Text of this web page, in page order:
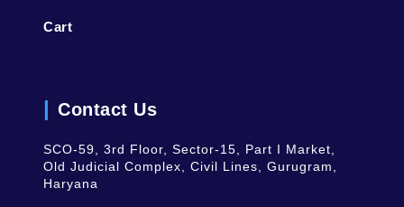
Cart
Contact Us
SCO-59, 3rd Floor, Sector-15, Part I Market,
Old Judicial Complex, Civil Lines, Gurugram,
Haryana